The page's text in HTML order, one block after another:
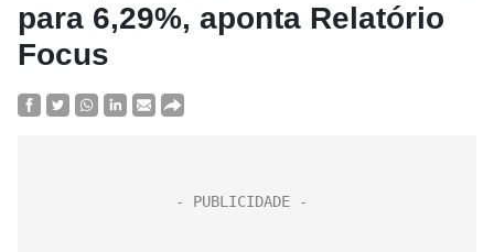
para 6,29%, aponta Relatório
Focus